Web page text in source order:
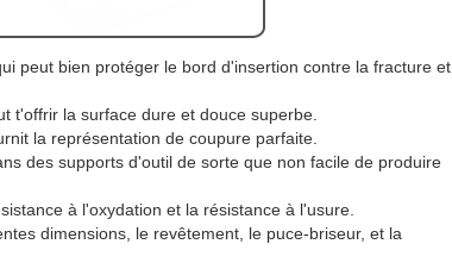
peut bien protéger le bord d'insertion contre la fracture et
t'offrir la surface dure et douce superbe.
la représentation de coupure parfaite.
des supports d'outil de sorte que non facile de produire
à l'oxydation et la résistance à l'usure.
dimensions, le revêtement, le puce-briseur, et la